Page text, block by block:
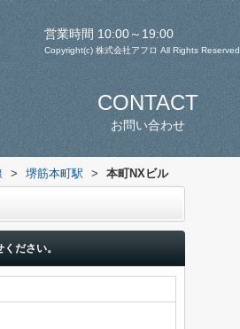
営業時間 10:00～19:00
Copyright(c) 株式会社アフロ All Rights Reserved.
CONTACT
お問い合わせ
> 堺筋本町駅 > 本町NXビル
ださい。